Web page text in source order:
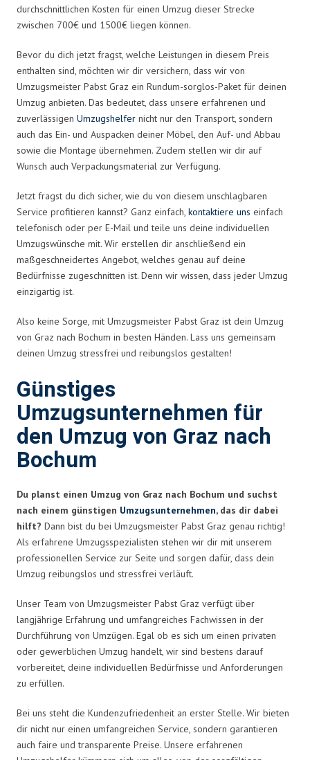
durchschnittlichen Kosten für einen Umzug dieser Strecke
zwischen 700€ und 1500€ liegen können.
Bevor du dich jetzt fragst, welche Leistungen in diesem Preis
enthalten sind, möchten wir dir versichern, dass wir von
Umzugsmeister Pabst Graz ein Rundum-sorglos-Paket für deinen
Umzug anbieten. Das bedeutet, dass unsere erfahrenen und
zuverlässigen Umzugshelfer nicht nur den Transport, sondern
auch das Ein- und Auspacken deiner Möbel, den Auf- und Abbau
sowie die Montage übernehmen. Zudem stellen wir dir auf
Wunsch auch Verpackungsmaterial zur Verfügung.
Jetzt fragst du dich sicher, wie du von diesem unschlagbaren
Service profitieren kannst? Ganz einfach, kontaktiere uns einfach
telefonisch oder per E-Mail und teile uns deine individuellen
Umzugswünsche mit. Wir erstellen dir anschließend ein
maßgeschneidertes Angebot, welches genau auf deine
Bedürfnisse zugeschnitten ist. Denn wir wissen, dass jeder Umzug
einzigartig ist.
Also keine Sorge, mit Umzugsmeister Pabst Graz ist dein Umzug
von Graz nach Bochum in besten Händen. Lass uns gemeinsam
deinen Umzug stressfrei und reibungslos gestalten!
Günstiges
Umzugsunternehmen für
den Umzug von Graz nach
Bochum
Du planst einen Umzug von Graz nach Bochum und suchst
nach einem günstigen Umzugsunternehmen, das dir dabei
hilft? Dann bist du bei Umzugsmeister Pabst Graz genau richtig!
Als erfahrene Umzugsspezialisten stehen wir dir mit unserem
professionellen Service zur Seite und sorgen dafür, dass dein
Umzug reibungslos und stressfrei verläuft.
Unser Team von Umzugsmeister Pabst Graz verfügt über
langjährige Erfahrung und umfangreiches Fachwissen in der
Durchführung von Umzügen. Egal ob es sich um einen privaten
oder gewerblichen Umzug handelt, wir sind bestens darauf
vorbereitet, deine individuellen Bedürfnisse und Anforderungen
zu erfüllen.
Bei uns steht die Kundenzufriedenheit an erster Stelle. Wir bieten
dir nicht nur einen umfangreichen Service, sondern garantieren
auch faire und transparente Preise. Unsere erfahrenen